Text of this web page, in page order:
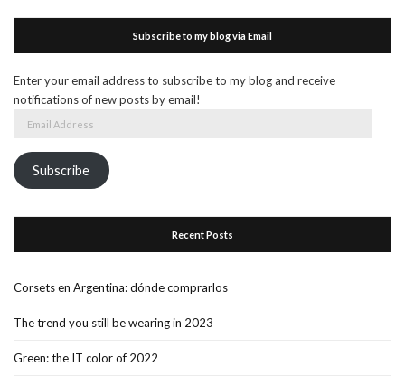
Subscribe to my blog via Email
Enter your email address to subscribe to my blog and receive
notifications of new posts by email!
Subscribe
Recent Posts
Corsets en Argentina: dónde comprarlos
The trend you still be wearing in 2023
Green: the IT color of 2022